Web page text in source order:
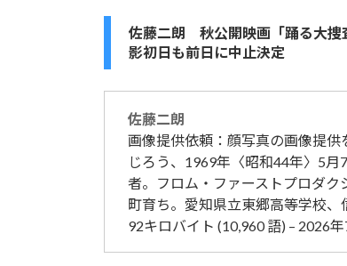
佐藤二朗 秋公開映画「踊る大捜
影初日も前日に中止決定
佐藤二朗
画像提供依頼：顔写真の画像提供
じろう、1969年〈昭和44年〉5
者。フロム・ファーストプロダ
町育ち。愛知県立東郷高等学校、
92キロバイト (10,960 語) – 2026